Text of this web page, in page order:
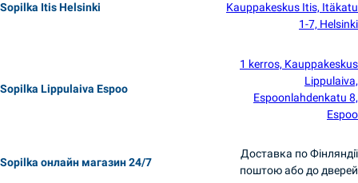
Sopilka Itis Helsinki
Kauppakeskus Itis, Itäkatu
1-7, Helsinki
Sopilka Lippulaiva Espoo
1 kerros, Kauppakeskus
Lippulaiva,
Espoonlahdenkatu 8,
Espoo
Sopilka онлайн магазин 24/7
Доставка по Фінляндії
поштою або до дверей